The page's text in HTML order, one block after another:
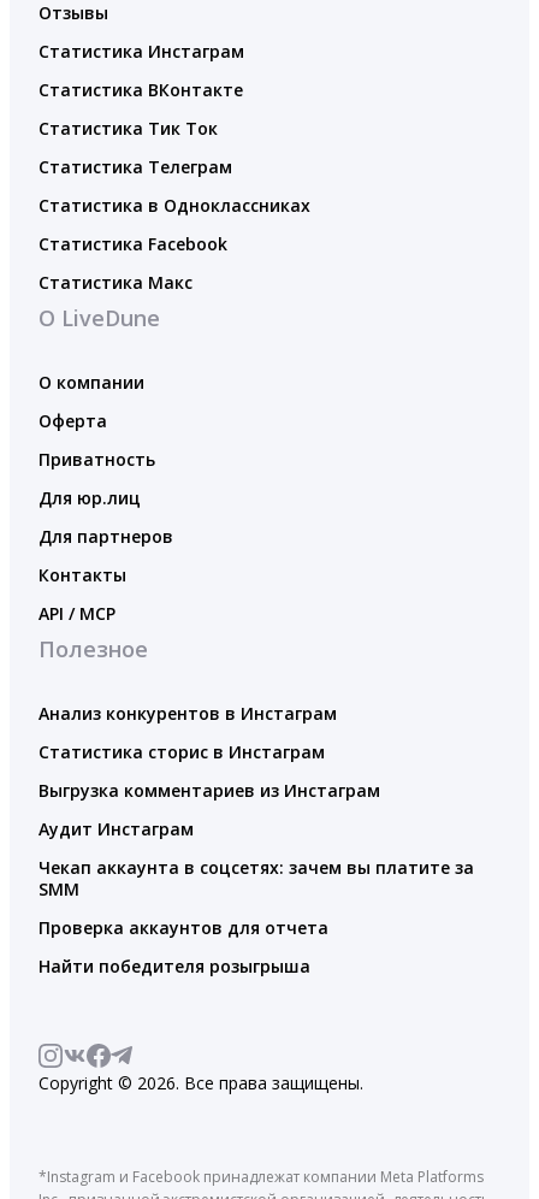
Отзывы
Статистика Инстаграм
Статистика ВКонтакте
Статистика Тик Ток
Статистика Телеграм
Статистика в Одноклассниках
Статистика Facebook
Статистика Макс
О LiveDune
О компании
Оферта
Приватность
Для юр.лиц
Для партнеров
Контакты
API / MCP
Полезное
Анализ конкурентов в Инстаграм
Статистика сторис в Инстаграм
Выгрузка комментариев из Инстаграм
Аудит Инстаграм
Чекап аккаунта в соцсетях: зачем вы платите за
SMM
Проверка аккаунтов для отчета
Найти победителя розыгрыша
Copyright © 2026. Все права защищены.
*Instagram и Facebook принадлежат компании Meta Platforms